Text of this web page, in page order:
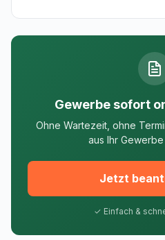
Gewerbe sofort
Ohne Wartezeit, ohne
aus Ihr
Jetzt
✓ Einfach &